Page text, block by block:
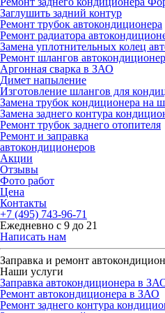
Заглушить задний контур
Ремонт трубок автокондиционера
Ремонт радиатора
Замена уплотнительных колец
Ремонт шлангов
Аргонная сварка в ЗАО
Димет напыление
Изготовление шлангов для
Замена трубок кондиционера на
Замена заднего контура
Ремонт трубок заднего отопителя
Ремонт и заправка
автокондиционеров
Акции
Отзывы
Фото работ
Цена
Контакты
+7 (495) 743-96-71
Ежедневно с 9 до 21
Написать нам
Заправка и ремонт
Наши услуги
Заправка автокондиционера в
Ремонт автокондиционера в ЗАО
Ремонт заднего контура